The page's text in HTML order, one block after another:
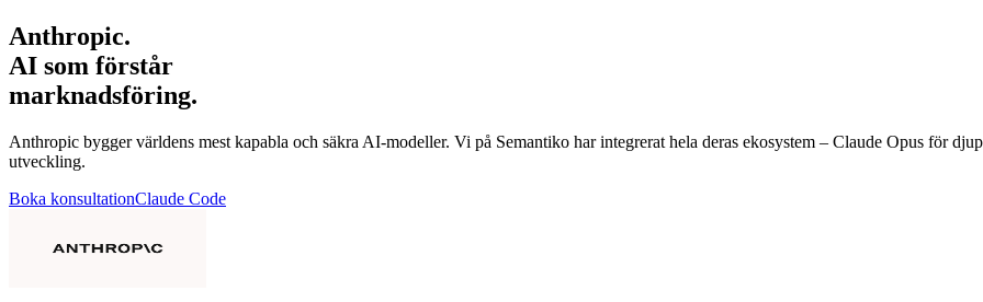
Anthropic.
AI som förstår
marknadsföring.
Anthropic bygger världens mest kapabla och säkra AI-modeller. Vi på Semantiko har integrerat hela deras ekosystem – Claude Opus för
utveckling.
Boka konsultationClaude Code